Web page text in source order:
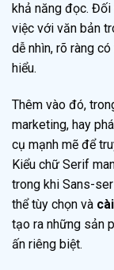
khả năng đọc.
việc với văn bản
dễ nhìn, rõ ràng
hiểu.
Thêm vào đó,
marketing, hay
cụ mạnh mẽ để
Kiểu chữ Serif
trong khi Sans-
thể tùy chọn và
tạo ra những sản
ấn riêng biệt.